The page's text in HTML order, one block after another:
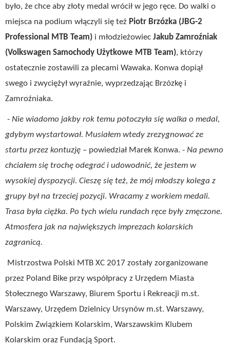
było, że chce aby złoty medal wrócił w jego ręce. Do walki o
miejsca na podium włączyli się też Piotr Brzózka (JBG-2
Professional MTB Team) i młodzieżowiec Jakub Zamroźniak
(Volkswagen Samochody Użytkowe MTB Team), którzy
ostatecznie zostawili za plecami Wawaka. Konwa dopiął
swego i zwyciężył wyraźnie, wyprzedzając Brzózkę i
Zamroźniaka.
- Nie wiadomo jakby rok temu potoczyła się walka o medal,
gdybym wystartował. Musiałem wtedy zrezygnować ze
startu przez kontuzję – powiedział Marek Konwa. - Na pewno
chciałem się trochę odegrać i udowodnić, że jestem w
wysokiej dyspozycji. Cieszę się też, że mój młodszy kolega z
grupy był na trzeciej pozycji. Wracamy z workiem medali.
Trasa była ciężka. Po tych wielu rundach ręce były zmęczone.
Atmosfera jak na największych imprezach kolarskich
zagranicą.
Mistrzostwa Polski MTB XC 2017 zostały zorganizowane
przez Poland Bike przy współpracy z Urzędem Miasta
Stołecznego Warszawy, Biurem Sportu i Rekreacji m.st.
Warszawy, Urzędem Dzielnicy Ursynów m.st. Warszawy,
Polskim Związkiem Kolarskim, Warszawskim Klubem
Kolarskim oraz Fundacją Sport.